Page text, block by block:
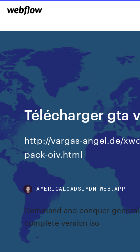
Télécharger gta
http://vargas-angel.de/
pack-oiv.html
AMERICALOADSIYDM.WEB.APP
Command and conquer
complete version iso